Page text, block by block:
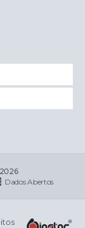
Dados Abertos